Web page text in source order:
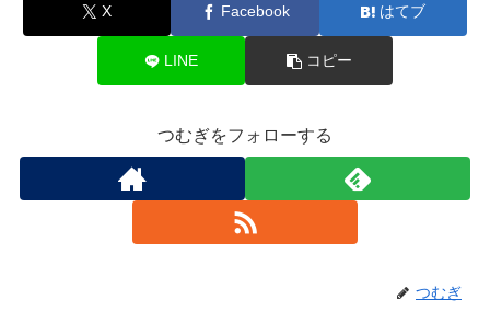
X Facebook はてブ
LINE コピー
つむぎをフォローする
つむぎ